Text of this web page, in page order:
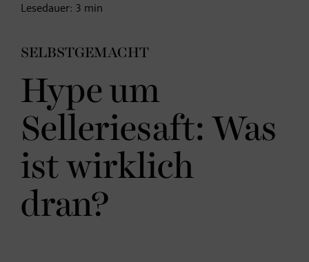
Lesedauer: 3 min
SELBSTGEMACHT
Hype um
Selleriesaft: Was
ist wirklich
dran?